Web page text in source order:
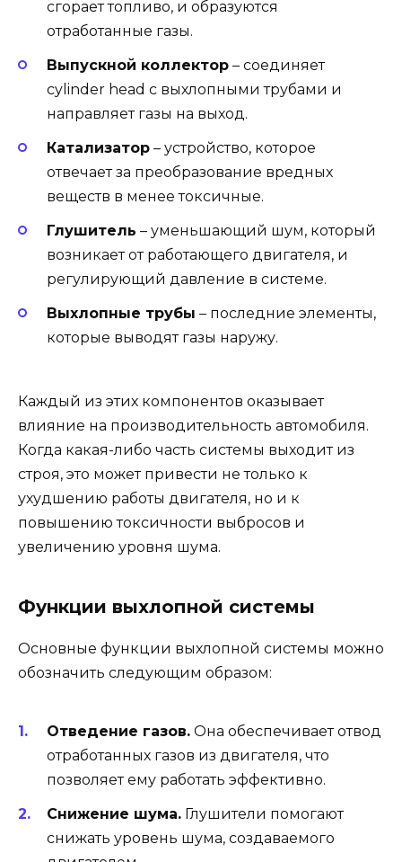
сгорает топливо, и образуются
отработанные газы.
Выпускной коллектор – соединяет
cylinder head с выхлопными трубами и
направляет газы на выход.
Катализатор – устройство, которое
отвечает за преобразование вредных
веществ в менее токсичные.
Глушитель – уменьшающий шум, который
возникает от работающего двигателя, и
регулирующий давление в системе.
Выхлопные трубы – последние элементы,
которые выводят газы наружу.
Каждый из этих компонентов оказывает
влияние на производительность автомобиля.
Когда какая-либо часть системы выходит из
строя, это может привести не только к
ухудшению работы двигателя, но и к
повышению токсичности выбросов и
увеличению уровня шума.
Функции выхлопной системы
Основные функции выхлопной системы можно
обозначить следующим образом:
Отведение газов. Она обеспечивает отвод
отработанных газов из двигателя, что
позволяет ему работать эффективно.
Снижение шума. Глушители помогают
снижать уровень шума, создаваемого